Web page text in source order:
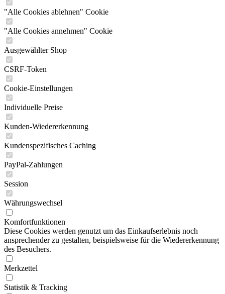
"Alle Cookies ablehnen" Cookie
"Alle Cookies annehmen" Cookie
Ausgewählter Shop
CSRF-Token
Cookie-Einstellungen
Individuelle Preise
Kunden-Wiedererkennung
Kundenspezifisches Caching
PayPal-Zahlungen
Session
Währungswechsel
Komfortfunktionen
Diese Cookies werden genutzt um das Einkaufserlebnis noch
ansprechender zu gestalten, beispielsweise für die Wiedererkennung
des Besuchers.
Merkzettel
Statistik & Tracking